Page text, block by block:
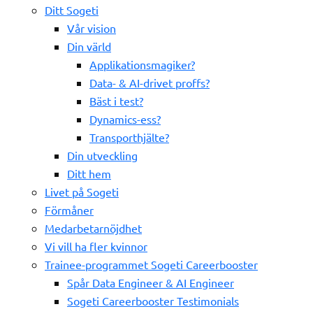
Ditt Sogeti
Vår vision
Din värld
Applikationsmagiker?
Data- & AI-drivet proffs?
Bäst i test?
Dynamics-ess?
Transporthjälte?
Din utveckling
Ditt hem
Livet på Sogeti
Förmåner
Medarbetarnöjdhet
Vi vill ha fler kvinnor
Trainee-programmet Sogeti Careerbooster
Spår Data Engineer & AI Engineer
Sogeti Careerbooster Testimonials